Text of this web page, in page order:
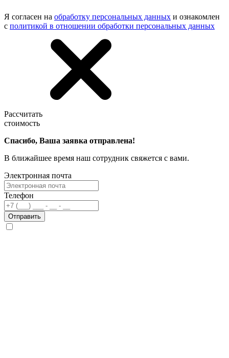
Я согласен на обработку персональных данных и ознакомлен
с политикой в отношении обработки персональных данных
Рассчитать
стоимость
Спасибо, Ваша заявка отправлена!
В ближайшее время наш сотрудник свяжется с вами.
Электронная почта
Телефон
Отправить